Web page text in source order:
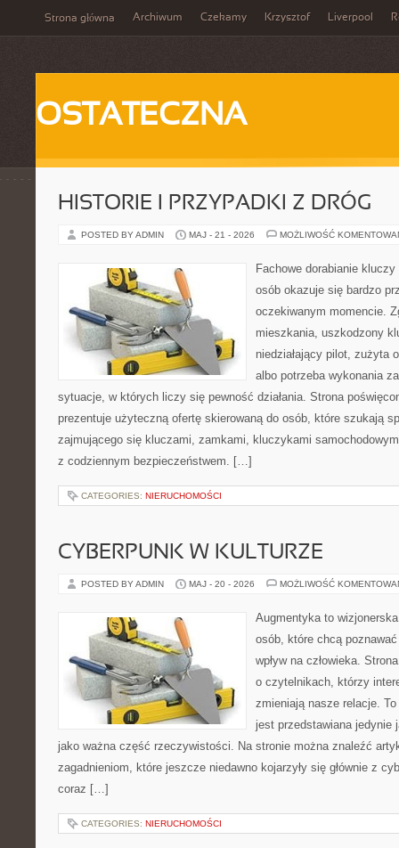
Strona główna Archiwum Czekamy Krzysztof Liverpool
OSTATECZNA
HISTORIE I PRZYPADKI Z DRÓG
POSTED BY ADMIN MAJ - 21 - 2026 MOŻLIWOŚĆ
Fachowe dorabianie
osób okazuje się bardzo
oczekiwanym momencie.
mieszkania, uszkodzony
niedziałający pilot, zużyta
albo potrzeba wykonania
sytuacje, w których liczy się pewność działania. Strona
prezentuje użyteczną ofertę skierowaną do osób, które szukają
zajmującego się kluczami, zamkami, kluczykami
z codziennym bezpieczeństwem. […]
CATEGORIES: NIERUCHOMOŚCI
CYBERPUNK W KULTURZE
POSTED BY ADMIN MAJ - 20 - 2026 MOŻLIWOŚĆ
Augmentyka to
osób, które chcą
wpływ na człowieka.
o czytelnikach, którzy
zmieniają nasze relacje.
jest przedstawiana jedynie
jako ważna część rzeczywistości. Na stronie można znaleźć
zagadnieniom, które jeszcze niedawno kojarzyły się głównie z
coraz […]
CATEGORIES: NIERUCHOMOŚCI